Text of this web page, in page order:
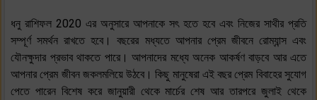
ধনু রাশিফল 2020 এর অনুসারে আপনাকে সৎ হতে হবে এবং নিজের সাথীর প্রতি
সম্পূর্ণ সমর্থন রাখতে হবে। বছরের মধ্যতে আপনার প্রেম জীবনে রোম্যান্স এবং
যৌনক্ষুদার প্রভাব থাকতে পারে। আপনাদের মধ্যে অনেক আকর্ষণ বাড়বে আর এতে
আপনার প্রেম জীবন জকলমলিয়ে উঠবে। কিছু মানুষেরা এই বছর প্রেম বিবাহের সুযোগ
পেতে পারেন বিশেষ করে জানুয়ারী থেকে মার্চের শেষ আর তারপরে জুলাই থেকে